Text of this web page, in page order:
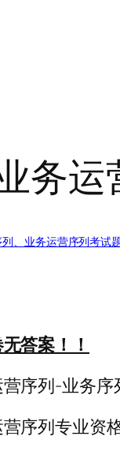
务
、业务运营序列考试
答案！！
序列-业务
序列专业资